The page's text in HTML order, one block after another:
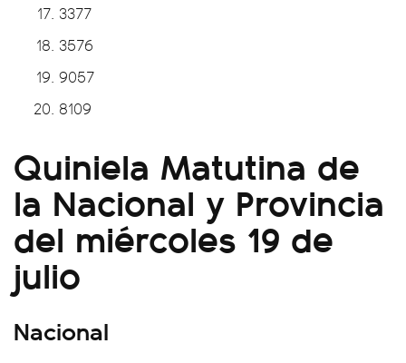
3377
3576
9057
8109
Quiniela Matutina de
la Nacional y Provincia
del miércoles 19 de
julio
Nacional